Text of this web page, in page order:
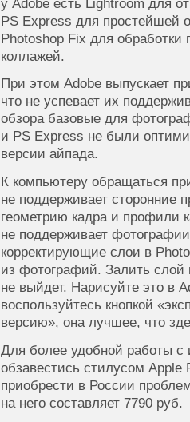
у Adobe есть Lightroom для
PS Express для простейшей
Photoshop Fix для
коллажей.
При этом Adobe выпускает
что не успевает их
обзора базовые для
и PS Express не были
версии айпада.
К компьютеру обращаться
не поддерживает сторонние
геометрию кадра и профили
не поддерживает
корректирующие слои в
из фотографий. Залить слой
не выйдет. Нарисуйте это в
воспользуйтесь кнопкой
версию», она лучшее, что
Для более удобной работы с
обзавестись стилусом Apple
приобрести в России
на него составляет 7790 руб.